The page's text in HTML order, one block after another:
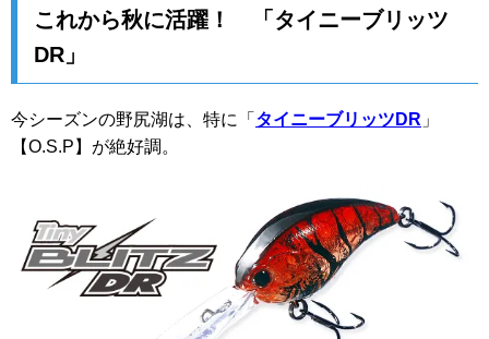
これから秋に活躍！ 「タイニーブリッツ
DR」
今シーズンの野尻湖は、特に「 タイニーブリッツDR 」
【O.S.P】が絶好調。